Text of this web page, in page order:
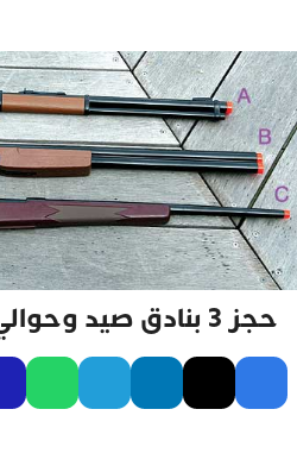
حجز 3 بنادق صيد وحوالي 250 خرطوشة